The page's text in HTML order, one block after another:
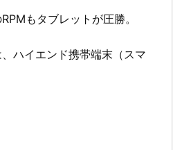
もタブレットが圧勝。
ハイエンド携帯端末（スマ